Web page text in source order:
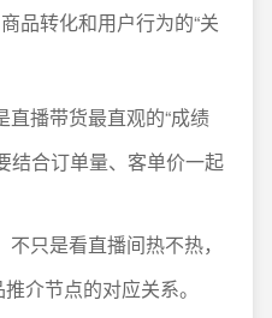
品转化和用户行为的“关
直播带货最直观的“成绩
结合订单量、客单价一起
不只是看直播间热不热，
介节点的对应关系。